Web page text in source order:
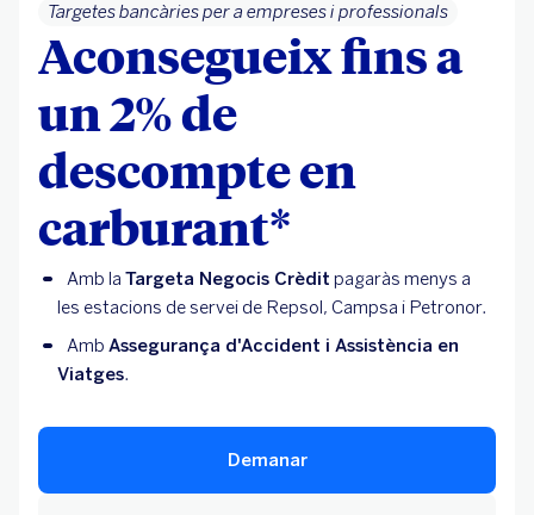
Targetes bancàries per a empreses i professionals
Aconsegueix fins a
un 2% de
descompte en
carburant*
Amb la Targeta Negocis Crèdit pagaràs menys a
les estacions de servei de Repsol, Campsa i Petronor.
Amb Assegurança d'Accident i Assistència en
Viatges.
Demanar